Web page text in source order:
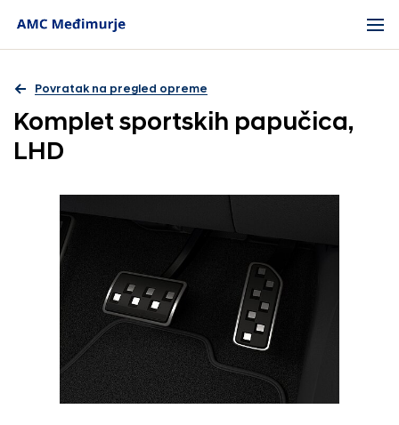
Povratak na pregled opreme
Komplet sportskih papučica,
LHD